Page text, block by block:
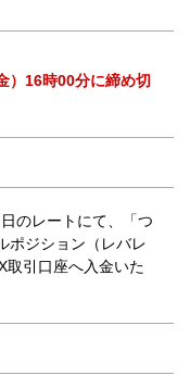
）16時00分に締め切
のレートにて、「つ
ポジション（レバレ
取引口座へ入金いた